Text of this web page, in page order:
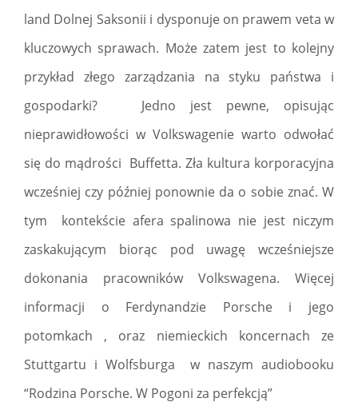
land Dolnej Saksonii i dysponuje on prawem veta w
kluczowych sprawach. Może zatem jest to kolejny
przykład złego zarządzania na styku państwa i
gospodarki? Jedno jest pewne, opisując
nieprawidłowości w Volkswagenie warto odwołać
się do mądrości Buffetta. Zła kultura korporacyjna
wcześniej czy później ponownie da o sobie znać. W
tym kontekście afera spalinowa nie jest niczym
zaskakującym biorąc pod uwagę wcześniejsze
dokonania pracowników Volkswagena. Więcej
informacji o Ferdynandzie Porsche i jego
potomkach , oraz niemieckich koncernach ze
Stuttgartu i Wolfsburga w naszym audiobooku
“Rodzina Porsche. W Pogoni za perfekcją”